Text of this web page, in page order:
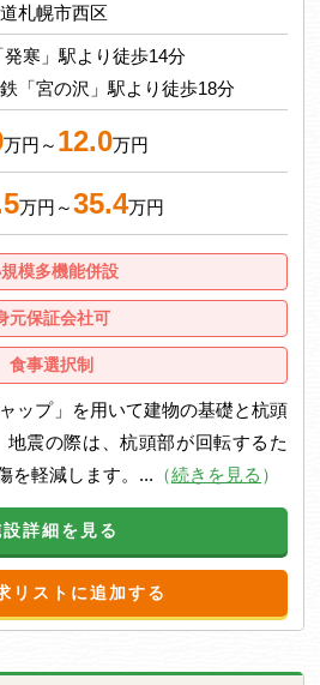
札幌市西区
発寒」駅より徒歩14分
「宮の沢」駅より徒歩18分
万円～ 12.0万円
万円～35.4万円
模多機能併設
元保証会社可
食事選択制
ップ」を用いて建物の基礎と杭頭
震の際は、杭頭部が回転するた
を軽減します。... （続きを見る ）
詳細を見る
リストに追加する